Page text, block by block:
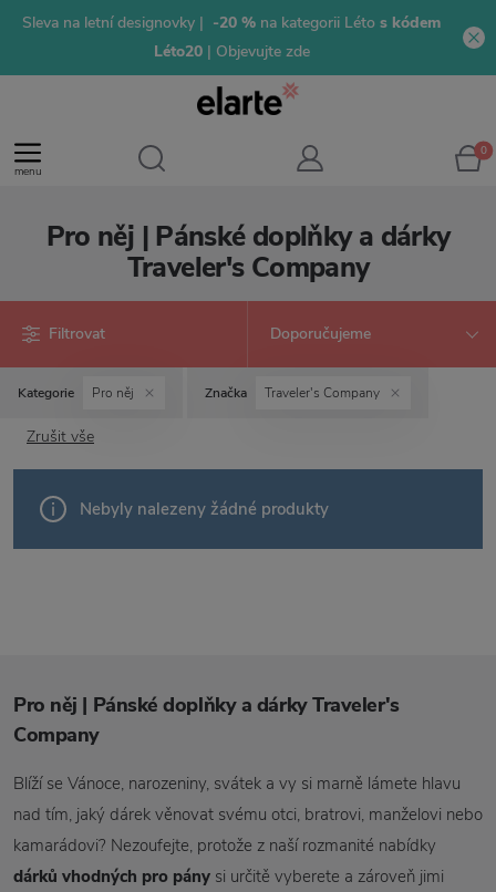
Sleva na letní designovky | -20 % na kategorii Léto s kódem
Léto20 | Objevujte zde
menu
0
Pro něj | Pánské doplňky a dárky
Traveler's Company
Filtrovat
Kategorie Pro něj Značka Traveler's Company
Zrušit vše
Nebyly nalezeny žádné produkty
Pro něj | Pánské doplňky a dárky Traveler's
Company
Blíží se Vánoce, narozeniny, svátek a vy si marně lámete hlavu
nad tím, jaký dárek věnovat svému otci, bratrovi, manželovi nebo
kamarádovi? Nezoufejte, protože z naší rozmanité nabídky
dárků vhodných pro pány si určitě vyberete a zároveň jimi